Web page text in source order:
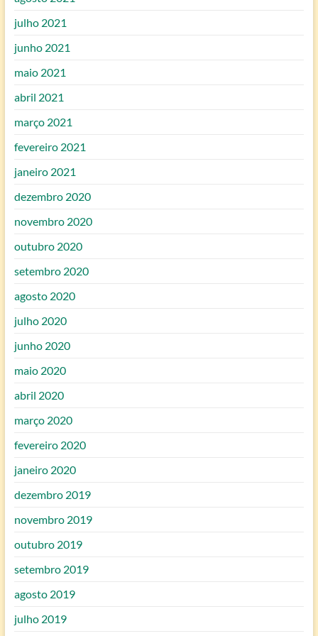
julho 2021
junho 2021
maio 2021
abril 2021
março 2021
fevereiro 2021
janeiro 2021
dezembro 2020
novembro 2020
outubro 2020
setembro 2020
agosto 2020
julho 2020
junho 2020
maio 2020
abril 2020
março 2020
fevereiro 2020
janeiro 2020
dezembro 2019
novembro 2019
outubro 2019
setembro 2019
agosto 2019
julho 2019